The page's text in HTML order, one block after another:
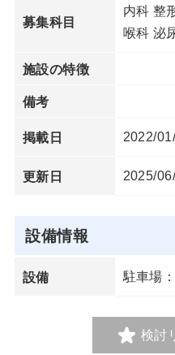
募集科目
内科 整
喉科 泌
施設の特徴
備考
掲載日 2022/
更新日 2025/
設備情報
設備 駐車場
検討